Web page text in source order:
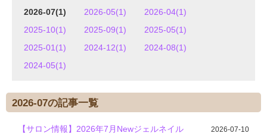
2026-07(1) 2026-05(1)
2026-04(1)
2025-10(1)
2025-09(1)
2025-05(1)
2025-01(1)
2024-12(1)
2024-08(1)
2024-05(1)
2026-07の記事一覧
【サロン情報】2026年7月Newジェルネイル
2026-07-10